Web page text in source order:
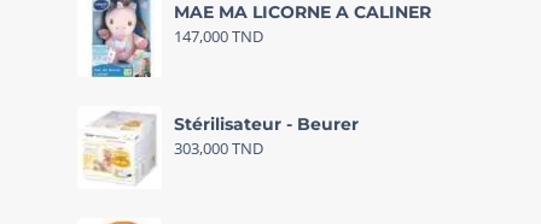
MAE MA LICORNE A CALINER
147,000TND
Stérilisateur - Beurer
303,000TND